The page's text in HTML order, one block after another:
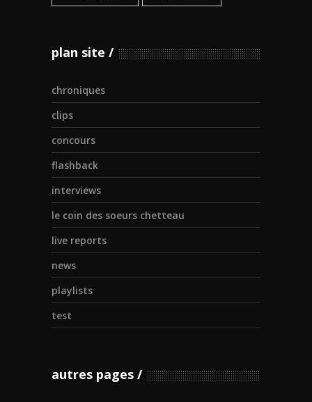
plan site
chroniques
clips
concours
flashback
interviews
le coin des soeurs chetteau
live reports
news
playlists
test
autres pages